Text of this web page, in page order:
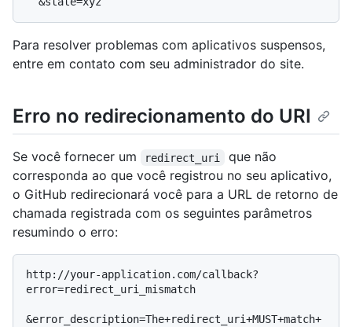
Para resolver problemas com aplicativos suspensos,
entre em contato com seu administrador do site.
Erro no redirecionamento do URI
Se você fornecer um redirect_uri
que não
corresponda ao que você registrou no seu aplicativo,
o GitHub redirecionará você para a URL de retorno de
chamada registrada com os seguintes parâmetros
resumindo o erro:
http://your-application.com/callback?
error=redirect_uri_mismatch
&error_description=The+redirect_uri+MUST+match+